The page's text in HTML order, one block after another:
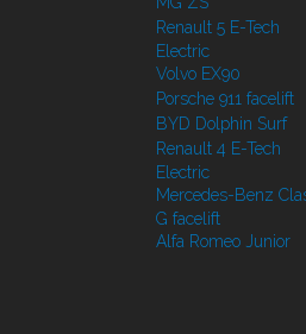
Renault 5 E-Tech
Electric
Volvo EX90
Porsche 911 facelift
BYD Dolphin Surf
Renault 4 E-Tech
Electric
Mercedes-Benz
G facelift
Alfa Romeo Junior